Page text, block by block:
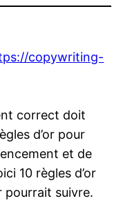
copywriting-
correct doit
d’or pour
et de
10 règles d’or
suivre.